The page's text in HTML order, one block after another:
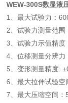
WEW-300S数显液
1、最大试验力：
2、试验力测量范
3、试验力示值精度
4、位移测量分辨力
5、变形测量精度:
6、最大拉伸试验
7、最大压缩空间